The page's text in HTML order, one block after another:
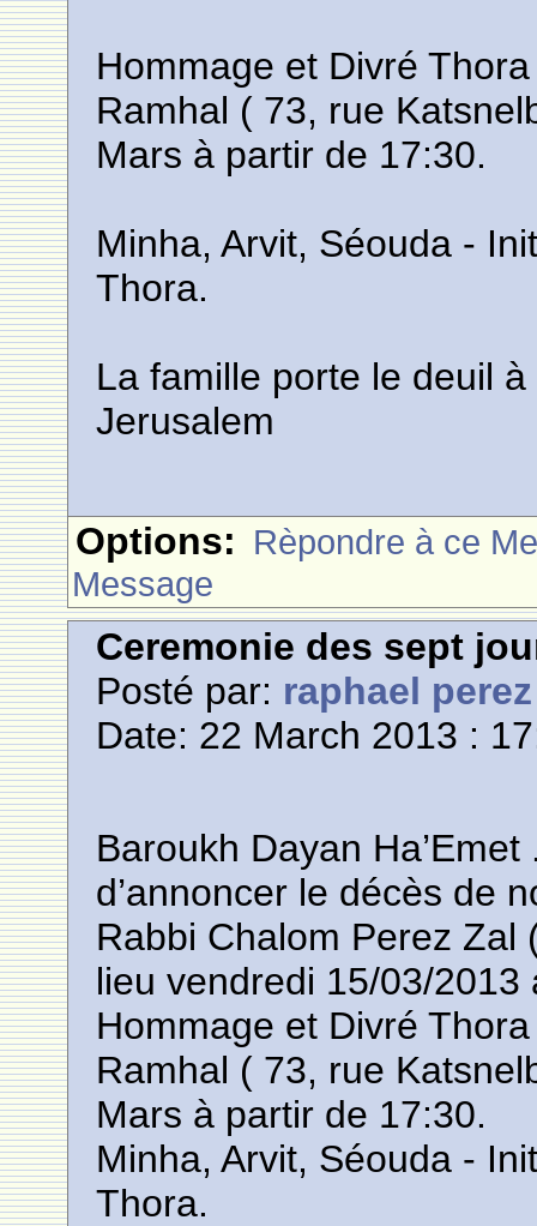
Hommage et Divré
Ramhal ( 73, rue
Mars à partir de 17:30.
Minha, Arvit, Séouda -
Thora.
La famille porte le deuil
Jerusalem
Options: Rèpondre à ce
Message
Ceremonie des sept
Posté par: raphael perez
Date: 22 March 2013 :
Baroukh Dayan
d’annoncer le décès de
Rabbi Chalom Perez Zal
lieu vendredi 15/03/
Hommage et Divré
Ramhal ( 73, rue
Mars à partir de 17:30.
Minha, Arvit, Séouda -
Thora.